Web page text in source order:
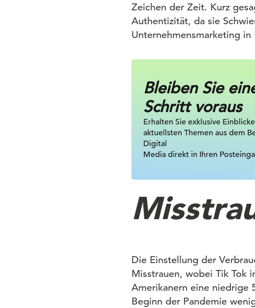
Zeichen der Zeit. Kurz
Authentizität, da sie
Unternehmensmarketing in
Bleiben Sie
Schritt voraus
Erhalten Sie exklusive
aktuellsten Themen aus dem
Digital
Media direkt in Ihren
Die Einstellung der
Misstrauen, wobei Tik Tok
Amerikanern eine niedrige
Beginn der Pandemie